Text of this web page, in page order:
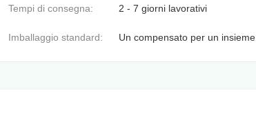
Tempi di consegna: 2 - 7 giorni lavorativi
Imballaggio standard: Un compensato per un insieme